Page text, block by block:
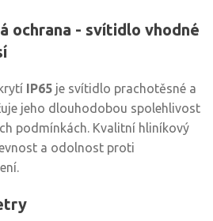
ochrana - svítidlo vhodné
IP65 je svítidlo prachotěsné a
jeho dlouhodobou spolehlivost
podmínkách. Kvalitní hliníkový
a odolnost proti